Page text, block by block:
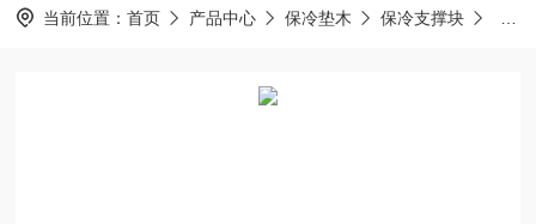
在线留言
当前位置： 首页 产品中心 保冷垫木 保冷支撑块